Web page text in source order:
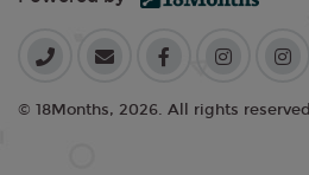
© 18Months, 2026. All rights reserved